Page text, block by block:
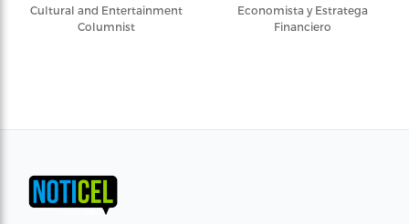
Cultural and Entertainment
Columnist
Economista y Estratega
Financiero